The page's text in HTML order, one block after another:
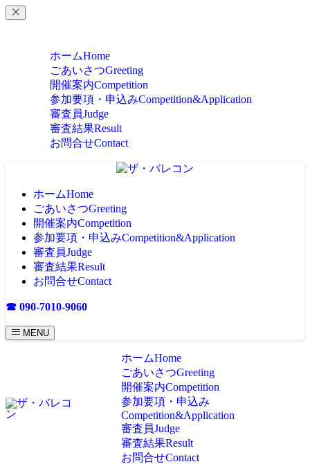
ホームHome
ごあいさつGreeting
開催案内Competition
参加要項・申込みCompetition&Application
審査員Judge
審査結果Result
お問合せContact
ホームHome
ごあいさつGreeting
開催案内Competition
参加要項・申込みCompetition&Application
審査員Judge
審査結果Result
お問合せContact
☎ 090-7010-9060
MENU
ホームHome
ごあいさつGreeting
開催案内Competition
参加要項・申込み
Competition&Application
審査員Judge
審査結果Result
お問合せContact